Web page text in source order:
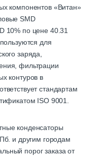
компонентов «Витан»
SMD
10% по цене 40.31
для
заряда,
фильтрации
контуров в
стандартам
ISO 9001.
конденсаторы
и другим городам
порог заказа от